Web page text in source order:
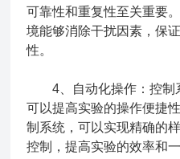
可靠性和重复性至关重要
境能够消除干扰因素，保
性。
4、自动化操作：控制
可以提高实验的操作便捷
制系统，可以实现精确的
控制，提高实验的效率和一